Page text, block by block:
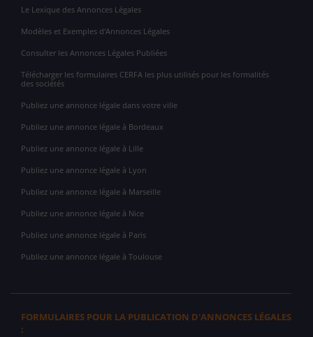
Le Lexique des Annonces Légales
Modèles et Exemples d'Annonces Légales
Consulter les Annonces Légales Publiées
Télécharger les formulaires CERFA les plus utilisés pour les formalités
des sociétés
Publiez une annonce légale dans votre ville
Publiez une annonce légale à Bordeaux
Publiez une annonce légale à Lille
Publiez une annonce légale à Lyon
Publiez une annonce légale à Marseille
Publiez une annonce légale à Nice
Publiez une annonce légale à Paris
Publiez une annonce légale à Toulouse
FORMULAIRES POUR LA PUBLICATION D'ANNONCES LÉGALES
: